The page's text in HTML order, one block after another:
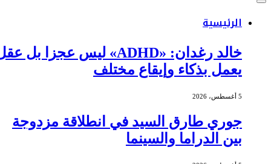
الرئيسية
خالد رغدان: «ADHD» ليس عجزا بل عقل
يعمل بذكاء وإيقاع مختلف
جوري طارق السيد في انطلاقة مزدوجة
بين الدراما والسينما